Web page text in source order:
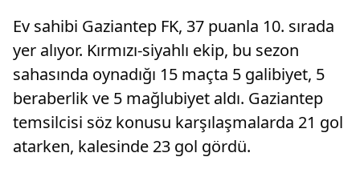
Ev sahibi Gaziantep FK, 37 puanla 10. sırada
yer alıyor. Kırmızı-siyahlı ekip, bu sezon
sahasında oynadığı 15 maçta 5 galibiyet, 5
beraberlik ve 5 mağlubiyet aldı. Gaziantep
temsilcisi söz konusu karşılaşmalarda 21 gol
atarken, kalesinde 23 gol gördü.